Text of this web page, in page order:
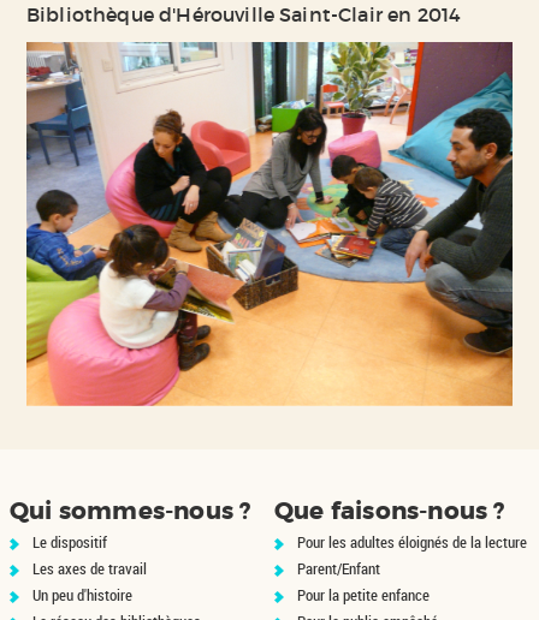
Bibliothèque d'Hérouville Saint-Clair en 2014
Qui sommes-nous ?
Le dispositif
Les axes de travail
Un peu d'histoire
Que faisons-nous ?
Pour les adultes éloignés de la lecture
Parent/Enfant
Pour la petite enfance